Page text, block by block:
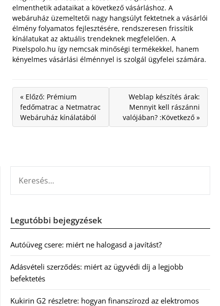
elmenthetik adataikat a következő vásárláshoz. A
webáruház üzemeltetői nagy hangsúlyt fektetnek a vásárlói
élmény folyamatos fejlesztésére, rendszeresen frissítik
kínálatukat az aktuális trendeknek megfelelően. A
Pixelspolo.hu így nemcsak minőségi termékekkel, hanem
kényelmes vásárlási élménnyel is szolgál ügyfelei számára.
« Előző: Prémium
fedőmatrac a Netmatrac
Webáruház kínálatából
Weblap készítés árak:
Mennyit kell rászánni
valójában? :Következő »
Legutóbbi bejegyzések
Autóüveg csere: miért ne halogasd a javítást?
Adásvételi szerződés: miért az ügyvédi díj a legjobb
befektetés
Kukirin G2 részletre: hogyan finanszírozd az elektromos